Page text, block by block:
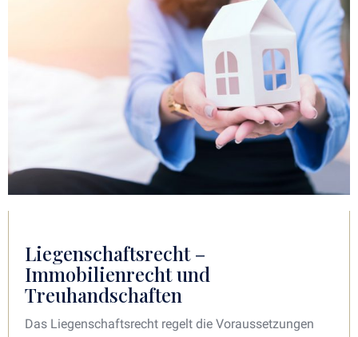
Liegenschaftsrecht –
Immobilienrecht und
Treuhandschaften
Das Liegenschaftsrecht regelt die Voraussetzungen